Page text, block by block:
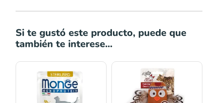
Si te gustó este producto, puede que
también te interese...